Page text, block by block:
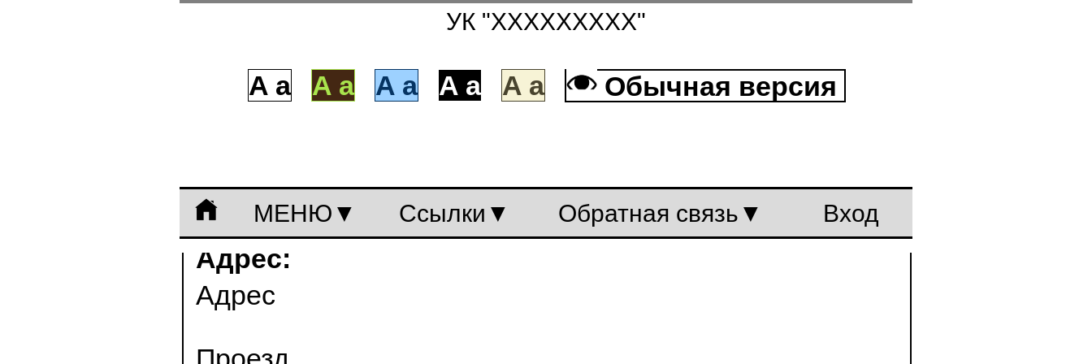
УК "XXXXXXXXX"
A a A a A a A a A a Обычная версия
МЕНЮ Ссылки Обратная связь Вход
Адрес:
Адрес